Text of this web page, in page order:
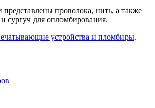
проволока, нить, а также
сургуч для опломбирования.
устройства и пломбиры.